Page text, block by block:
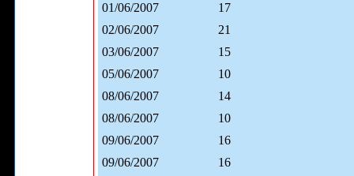
01/06/2007
17
02/06/2007
21
03/06/2007
15
05/06/2007
10
08/06/2007
14
08/06/2007
10
09/06/2007
16
09/06/2007
16